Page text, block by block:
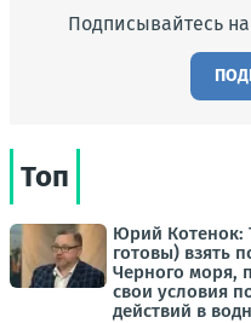
Подписывайтесь
Топ
Юрий Котенок:
готовы) взять
Черного моря,
свои условия
действий в